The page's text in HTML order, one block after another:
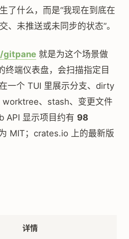
了什么，而是“我现在到底在
、未推送或未同步的状态”。
gitpane 就是为这个场景做
终端仪表盘，会扫描指定目
一个 TUI 里展示分支、dirty
、stash、变更文件
API 显示项目约有 98
MIT；crates.io 上的最新版
详情